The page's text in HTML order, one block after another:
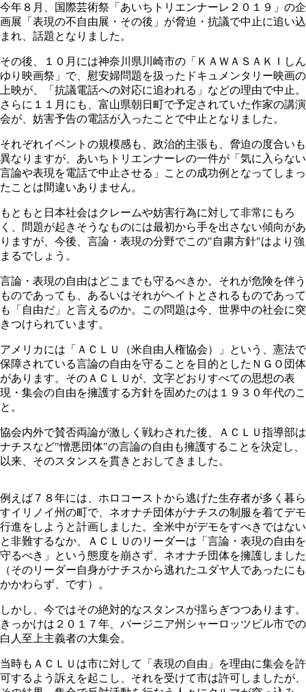
今年８月、国際芸術祭「あいちトリエンナーレ２０１９」の企
画展「表現の不自由展・その後」が脅迫・抗議で中止に追い込
まれ、話題となりました。
その後、１０月には神奈川県川崎市の「ＫＡＷＡＳＡＫＩしん
ゆり映画祭」で、慰安婦問題を扱ったドキュメンタリー映画の
上映が、「抗議電話への対応に追われる」などの理由で中止。
さらに１１月にも、富山県朝日町で予定されていた作家の講演
会が、妨害予告の電話が入ったことで中止となりました。
それぞれイベントの規模感も、政治的主張も、脅迫の度合いも
異なりますが、あいちトリエンナーレの一件が「気に入らない
言論や表現を電話で中止させる」ことの成功例となってしまっ
たことは間違いありません。
もともと日本社会はクレームや妨害行為に対して非常にもろ
く、問題が起きそうなものには最初から手を出さない傾向があ
りますが、今後、言論・表現の分野でこの"自粛方針"はより強
まるでしょう。
言論・表現の自由はどこまでも守るべきか。それが危険を伴う
ものであっても、あるいはそれがヘイトとされるものであって
も「自由だ」と言えるのか。この問題は今、世界中の社会に突
きつけられています。
アメリカには「ＡＣＬＵ（米自由人権協会）」という、憲法で
保障されている言論の自由を守ることを目的としたＮＧＯ団体
があります。そのＡＣＬＵが、文字どおりすべての思想の表
現・集会の自由を擁護する方針を固めたのは１９３０年代のこ
と。
協会内外で賛否両論が激しく戦わされた後、ＡＣＬＵ指導部は
ナチスなど"憎悪団体"の言論の自由も擁護することを決定し、
以来、そのスタンスを貫きとおしてきました。
例えば７８年には、ホロコーストから逃げた生存者が多く暮ら
すイリノイ州の町で、ネオナチ団体がナチスの制服を着てデモ
行進をしようと計画しました。全米中がデモをすべきではない
と非難するなか、ＡＣＬＵのリーダーは「言論・表現の自由を
守るべき」という態度を崩さず、ネオナチ団体を擁護しました
（そのリーダー自身がナチスから逃れたユダヤ人であったにも
かかわらず、です）。
しかし、今ではその絶対的なスタンスが揺らぎつつあります。
きっかけは２０１７年、バージニア州シャーロッツビル市での
白人至上主義者の大集会。
当時もＡＣＬＵは市に対して「表現の自由」を理由に集会を許
可するよう訴えを起こし、それを受けて市は許可しましたが、